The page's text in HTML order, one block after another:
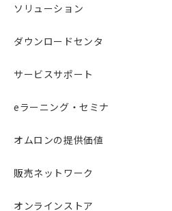
ソリューション
ダウンロードセンタ
サービスサポート
eラーニング・セミナ
オムロンの提供価値
販売ネットワーク
オンラインストア